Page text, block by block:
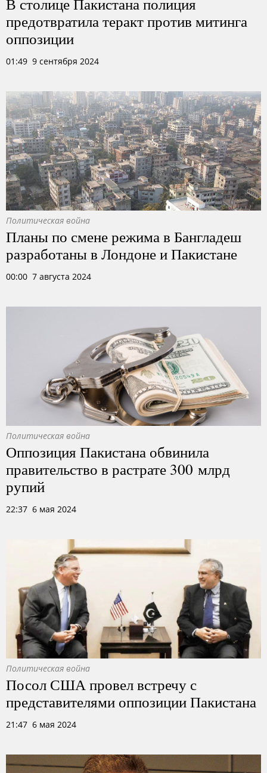
предотвратила теракт против митинга
оппозиции
01:49 9 сентября 2024
Политическая война
Планы по смене режима в Бангладеш
разработаны в Лондоне и Пакистане
00:00 7 августа 2024
Политическая война
Оппозиция Пакистана обвинила
правительство в растрате 300 млрд
рупий
22:37 6 мая 2024
Политическая война
Посол США провел встречу с
представителями оппозиции Пакистана
21:47 6 мая 2024